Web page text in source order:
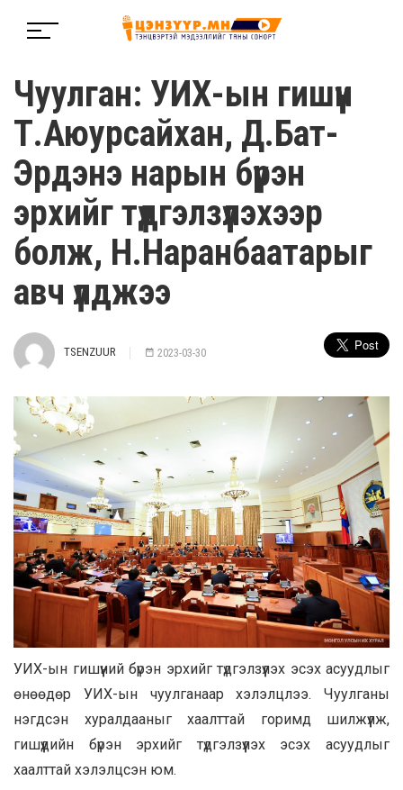
Чуулган: УИХ-ын гишүүн
Т.Аюурсайхан, Д.Бат-
Эрдэнэ нарын бүрэн
эрхийг түдгэлзүүлэхээр
болж, Н.Наранбаатарыг
авч үлджээ
TSENZUUR 2023-03-30
УИХ-ын гишүүний бүрэн эрхийг түдгэлзүүлэх эсэх асуудлыг
өнөөдөр УИХ-ын чуулганаар хэлэлцлээ. Чуулганы
нэгдсэн хуралдааныг хаалттай горимд шилжүүлж,
гишүүдийн бүрэн эрхийг түдгэлзүүлэх эсэх асуудлыг
хаалттай хэлэлцсэн юм.